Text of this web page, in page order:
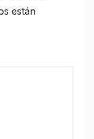
están